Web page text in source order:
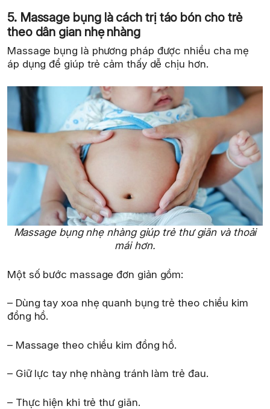
5. Massage bụng là cách trị táo bón cho trẻ
theo dân gian nhẹ nhàng
Massage bụng là phương pháp được nhiều cha mẹ
áp dụng để giúp trẻ cảm thấy dễ chịu hơn.
Massage bụng nhẹ nhàng giúp trẻ thư giãn và thoải
mái hơn.
Một số bước massage đơn giản gồm:
– Dùng tay xoa nhẹ quanh bụng trẻ theo chiều kim
đồng hồ.
– Massage theo chiều kim đồng hồ.
– Giữ lực tay nhẹ nhàng tránh làm trẻ đau.
– Thực hiện khi trẻ thư giãn.